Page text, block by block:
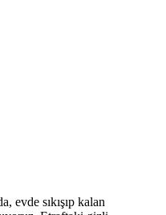
evde sıkışıp kalan